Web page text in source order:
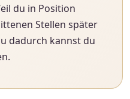
du in Position
Stellen später
dadurch kannst du